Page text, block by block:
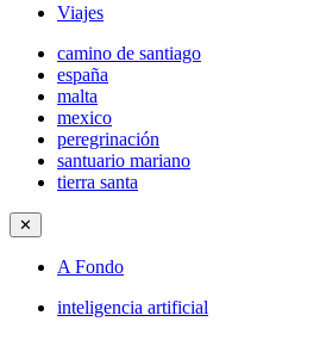
Viajes
camino de santiago
españa
malta
mexico
peregrinación
santuario mariano
tierra santa
✕
A Fondo
inteligencia artificial